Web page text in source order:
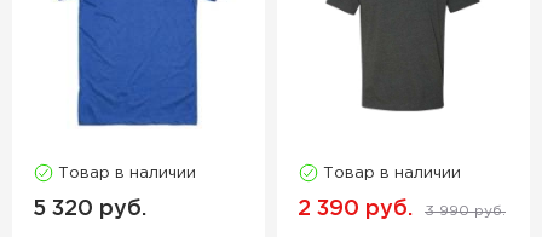
Товар в наличии
5 320 руб.
Товар в наличии
2 390 руб. 3 990 руб.